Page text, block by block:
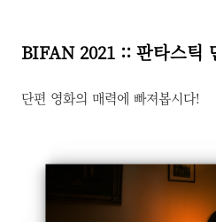
BIFAN 2021 :: 판타스틱
단편 영화의 매력에 빠져봅시다!